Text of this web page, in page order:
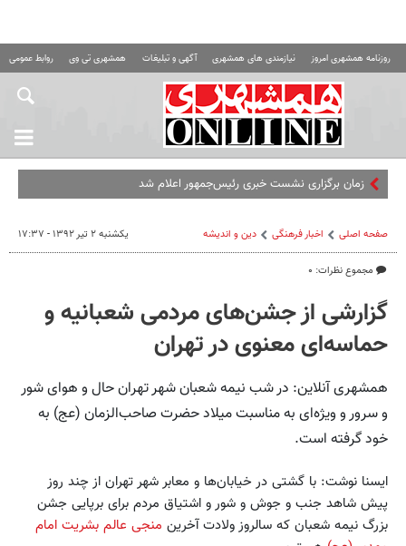
روزنامه همشهری امروز نیازمندی های همشهری آگهی و تبلیغات همشهری تی وی روابط عمومی
زمان برگزاری نشست خبری رئیس‌جمهور اعلام شد
صفحه اصلی اخبار فرهنگی دین و اندیشه
مجموع نظرات: ۰
یکشنبه ۲ تیر ۱۳۹۲ - ۱۷:۳۷
گزارشی از جشن‌های مردمی شعبانیه و
حماسه‌ای معنوی در تهران
همشهری آنلاین: در شب نیمه شعبان شهر تهران حال و هوای شور
و سرور و ویژه‌ای به مناسبت میلاد حضرت صاحب‌الزمان (عج) به
خود گرفته است.
ایسنا نوشت: با گشتی در خیابان‌ها و معابر شهر تهران از چند روز
پیش شاهد جنب و جوش و شور و اشتیاق مردم برای برپایی جشن
بزرگ نیمه شعبان که سالروز ولادت آخرین منجی عالم بشریت امام